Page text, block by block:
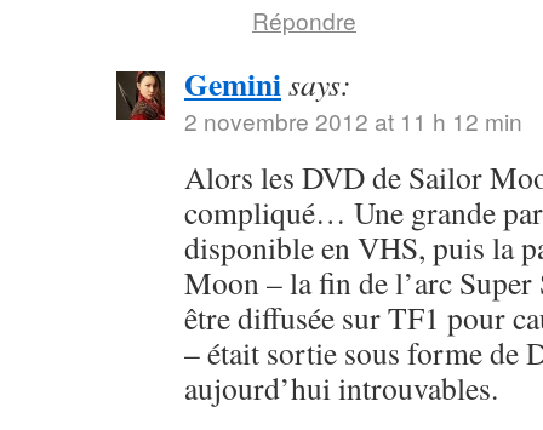
Répondre
Geminisays:
2 novembre 2012 at 11 h 12 min
Alors les DVD de Sailor
compliqué… Une grande
disponible en VHS, puis la
Moon – la fin de l’arc Super
être diffusée sur TF1 pour
– était sortie sous forme de
aujourd’hui introuvables.